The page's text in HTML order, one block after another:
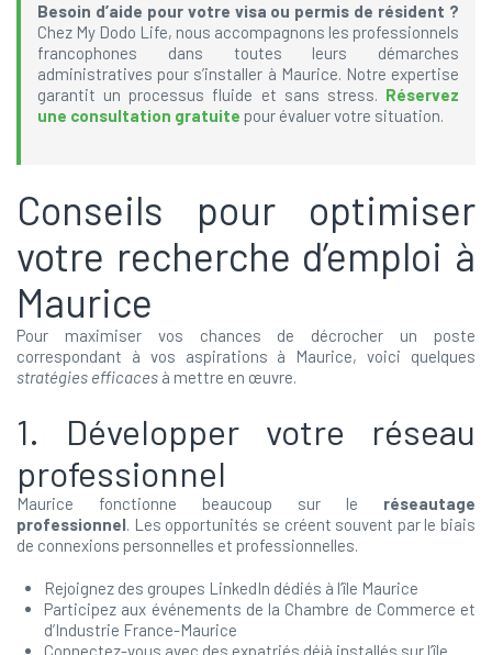
Besoin d’aide pour votre visa ou permis de résident ?
Chez My Dodo Life, nous accompagnons les professionnels
francophones dans toutes leurs démarches
administratives pour s’installer à Maurice. Notre expertise
garantit un processus fluide et sans stress. Réservez
une consultation gratuite pour évaluer votre situation.
Conseils pour optimiser
votre recherche d’emploi à
Maurice
Pour maximiser vos chances de décrocher un poste
correspondant à vos aspirations à Maurice, voici quelques
stratégies efficaces à mettre en œuvre.
1. Développer votre réseau
professionnel
Maurice fonctionne beaucoup sur le réseautage
professionnel. Les opportunités se créent souvent par le biais
de connexions personnelles et professionnelles.
Rejoignez des groupes LinkedIn dédiés à l’île Maurice
Participez aux événements de la Chambre de Commerce et
d’Industrie France-Maurice
Connectez-vous avec des expatriés déjà installés sur l’île